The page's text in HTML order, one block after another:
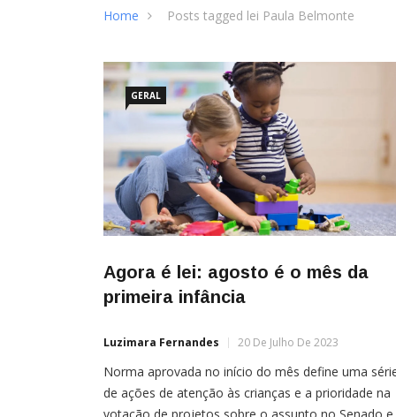
Home Posts tagged lei Paula Belmonte
GERAL
Agora é lei: agosto é o mês da
primeira infância
Luzimara Fernandes 20 De Julho De 2023
Norma aprovada no início do mês define uma
de ações de atenção às crianças e a prioridade na